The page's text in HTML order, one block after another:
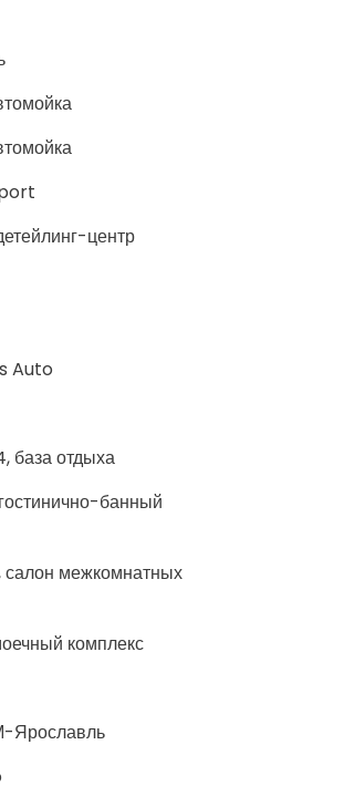
центр
Auto
база отдыха
банный
межкомнатных
комплекс
Ярославль